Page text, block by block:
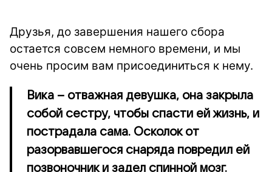
Друзья, до завершения нашего сбора
остается совсем немного времени, и мы
очень просим вам присоединиться к нему.
Вика – отважная девушка, она закрыла
собой сестру, чтобы спасти ей жизнь, и
пострадала сама. Осколок от
разорвавшегося снаряда повредил ей
позвоночник и задел спинной мозг.